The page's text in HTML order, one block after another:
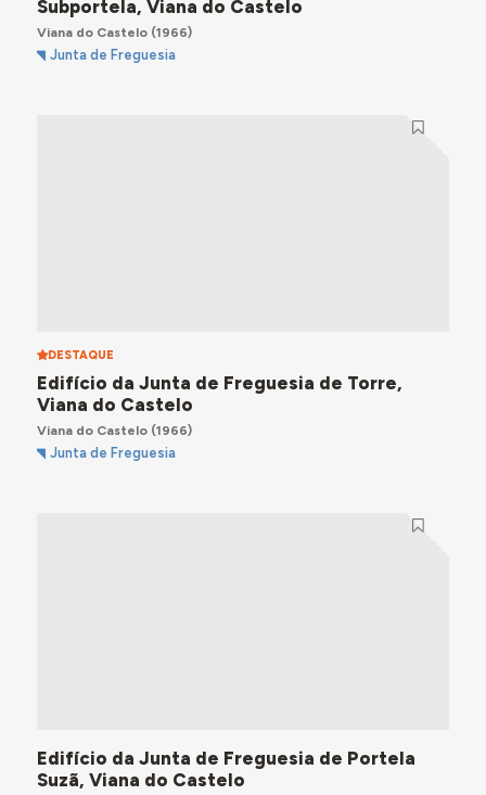
Subportela, Viana do Castelo
Viana do Castelo(1966)
Junta de Freguesia
DESTAQUE
Edifício da Junta de Freguesia de Torre,
Viana do Castelo
Viana do Castelo(1966)
Junta de Freguesia
Edifício da Junta de Freguesia de Portela
Suzã, Viana do Castelo